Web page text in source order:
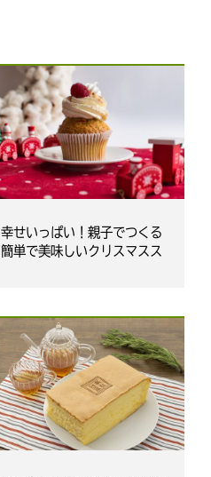
幸せいっぱい！親子でつくる
簡単で美味しいクリスマスス